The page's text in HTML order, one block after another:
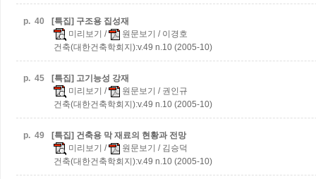
p. 40
[특집] 구조용 집성재
미리보기 / 원문보기 / 이경호
건축(대한건축학회지):v.49 n.10 (2005-10)
p. 45
[특집] 고기능성 강재
미리보기 / 원문보기 / 권인규
건축(대한건축학회지):v.49 n.10 (2005-10)
p. 49
[특집] 건축용 막 재료의 현황과 전망
미리보기 / 원문보기 / 김승덕
건축(대한건축학회지):v.49 n.10 (2005-10)